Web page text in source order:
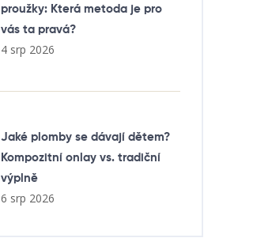
proužky: Která metoda je pro
vás ta pravá?
4 srp 2026
Jaké plomby se dávají dětem?
Kompozitní onlay vs. tradiční
výplně
6 srp 2026